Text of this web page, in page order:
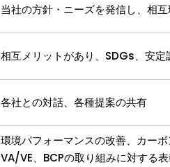
当社の方針・ニーズを発信し、相
相互メリットがあり、SDGs、安
各社との対話、各種提案の共有
環境パフォーマンスの改善、カー
VA/VE、BCPの取り組みに対する